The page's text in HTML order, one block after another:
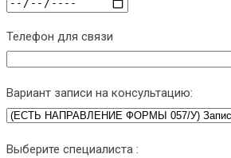
Телефон для связи
Вариант записи на консультацию:
Выберите специалиста :